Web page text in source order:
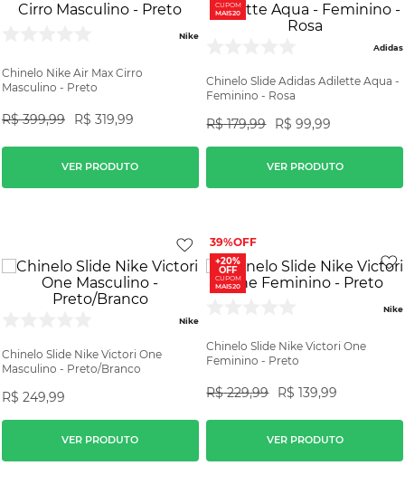
Nike
Chinelo Nike Air Max Cirro
Masculino - Preto
R$ 399,99 R$ 319,99
VER PRODUTO
CUPOM
MAIS20
Adidas
Chinelo Slide Adidas Adilette Aqua -
Feminino - Rosa
R$ 179,99 R$ 99,99
VER PRODUTO
Nike
Chinelo Slide Nike Victori One
Masculino - Preto/Branco
R$ 249,99
VER PRODUTO
39%
+20%
OFF
CUPOM
MAIS20
Nike
Chinelo Slide Nike Victori One
Feminino - Preto
R$ 229,99 R$ 139,99
VER PRODUTO